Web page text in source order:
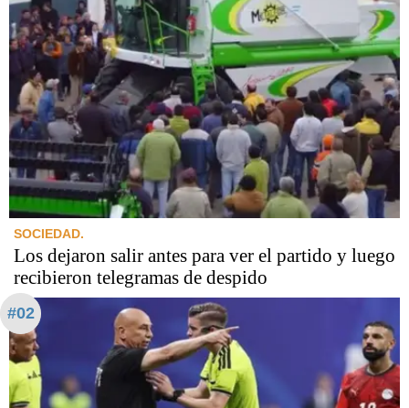
SOCIEDAD.
Los dejaron salir antes para ver el partido y luego
recibieron telegramas de despido
#02